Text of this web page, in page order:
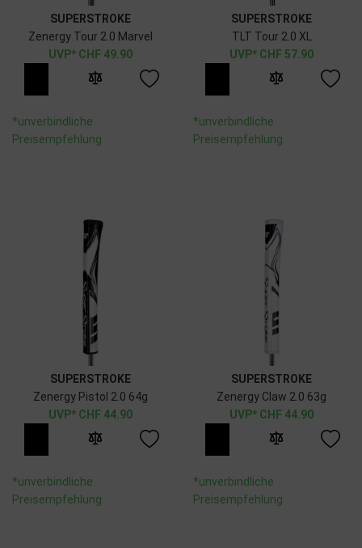
SUPERSTROKE
Zenergy Tour 2.0 Marvel
CHF 49.90
*unverbindliche
Preisempfehlung
SUPERSTROKE
TLT Tour 2.0 XL
CHF 57.90
*unverbindliche
Preisempfehlung
SUPERSTROKE
Zenergy Pistol 2.0 64g
CHF 44.90
*unverbindliche
Preisempfehlung
SUPERSTROKE
Zenergy Claw 2.0 63g
CHF 44.90
*unverbindliche
Preisempfehlung